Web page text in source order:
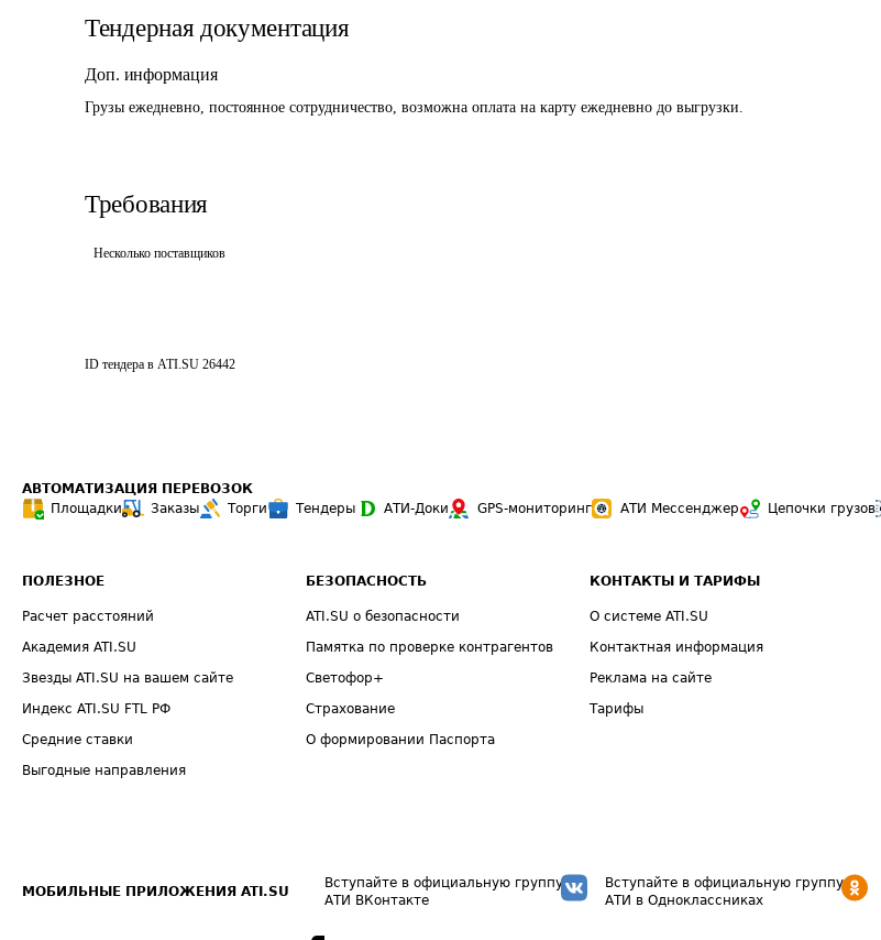
Тендерная документация
Доп. информация
Грузы ежедневно, постоянное сотрудничество, возможна оплата на карту ежедневно до выгрузки.
Требования
Несколько поставщиков
ID тендера в ATI.SU 26442
АВТОМАТИЗАЦИЯ ПЕРЕВОЗОК
Площадки
Заказы Торги Тендеры АТИ-Доки GPS-мониторинг АТИ Мессенджер Цепочки грузов
ПОЛЕЗНОЕ
Расчет расстояний
Академия ATI.SU
Звезды ATI.SU на вашем сайте
Индекс ATI.SU FTL РФ
Средние ставки
Выгодные направления
БЕЗОПАСНОСТЬ
ATI.SU о безопасности
Памятка по проверке контрагентов
Светофор+
Страхование
О формировании Паспорта
КОНТАКТЫ И ТАРИФЫ
О системе ATI.SU
Контактная информация
Реклама на сайте
Тарифы
МОБИЛЬНЫЕ ПРИЛОЖЕНИЯ ATI.SU
Вступайте в официальную группу
АТИ ВКонтакте
Вступайте в официальную группу
АТИ в Одноклассниках